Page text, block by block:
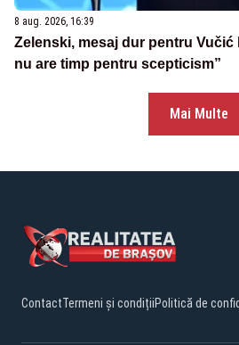
8 aug. 2026, 16:39
Zelenski, mesaj dur pentru Vučić
nu are timp pentru scepticism”
Mai Multe
ContactTermeni și condițiiPolitică de